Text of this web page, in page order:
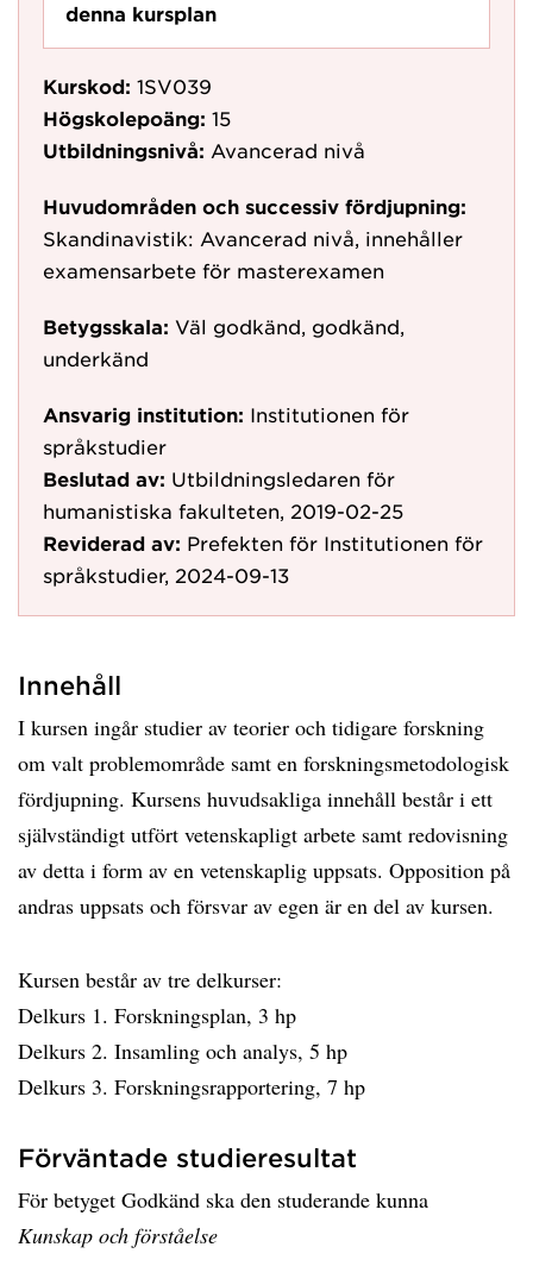
denna kursplan
Kurskod: 1SV039
Högskolepoäng: 15
Utbildningsnivå: Avancerad nivå
Huvudområden och successiv fördjupning:
Skandinavistik: Avancerad nivå, innehåller
examensarbete för masterexamen
Betygsskala: Väl godkänd, godkänd,
underkänd
Ansvarig institution: Institutionen för
språkstudier
Beslutad av: Utbildningsledaren för
humanistiska fakulteten, 2019-02-25
Reviderad av: Prefekten för Institutionen för
språkstudier, 2024-09-13
Innehåll
I kursen ingår studier av teorier och tidigare forskning
om valt problemområde samt en forskningsmetodologisk
fördjupning. Kursens huvudsakliga innehåll består i ett
självständigt utfört vetenskapligt arbete samt redovisning
av detta i form av en vetenskaplig uppsats. Opposition på
andras uppsats och försvar av egen är en del av kursen.
Kursen består av tre delkurser:
Delkurs 1. Forskningsplan, 3 hp
Delkurs 2. Insamling och analys, 5 hp
Delkurs 3. Forskningsrapportering, 7 hp
Förväntade studieresultat
För betyget Godkänd ska den studerande kunna
Kunskap och förståelse